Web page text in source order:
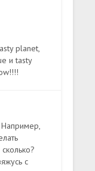
planet,
и tasty
с